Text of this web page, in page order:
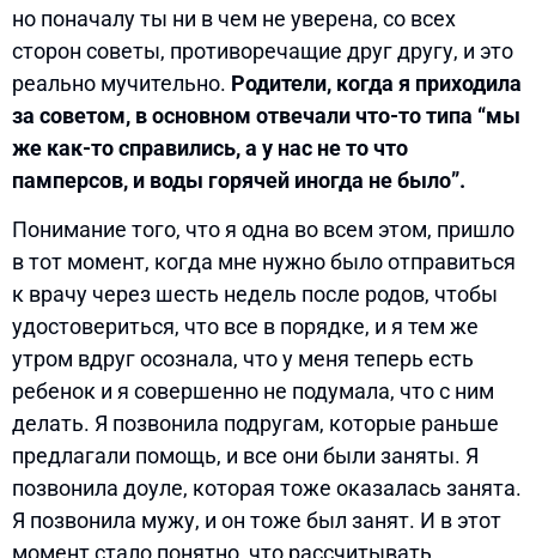
но поначалу ты ни в чем не уверена, со всех
сторон советы, противоречащие друг другу, и это
реально мучительно. Родители, когда я приходила
за советом, в основном отвечали что-то типа “мы
же как-то справились, а у нас не то что
памперсов, и воды горячей иногда не было”.
Понимание того, что я одна во всем этом, пришло
в тот момент, когда мне нужно было отправиться
к врачу через шесть недель после родов, чтобы
удостовериться, что все в порядке, и я тем же
утром вдруг осознала, что у меня теперь есть
ребенок и я совершенно не подумала, что с ним
делать. Я позвонила подругам, которые раньше
предлагали помощь, и все они были заняты. Я
позвонила доуле, которая тоже оказалась занята.
Я позвонила мужу, и он тоже был занят. И в этот
момент стало понятно, что рассчитывать